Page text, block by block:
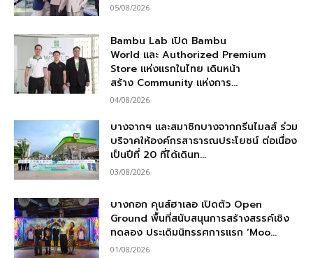
05/08/2026
Bambu Lab เปิด Bambu
World และ Authorized Premium
Store แห่งแรกในไทย เดินหน้า
สร้าง Community แห่งการ...
04/08/2026
บางจากฯ และสมาชิกบางจากกรีนไมลส์ ร่วม
บริจาคให้องค์กรสาธารณประโยชน์ ต่อเนื่อง
เป็นปีที่ 20 ที่ได้เดินท...
03/08/2026
บางกอก คุนส์ฮาเลอ เปิดตัว Open
Ground พื้นที่สนับสนุนการสร้างสรรค์เชิง
ทดลอง ประเดิมนิทรรศการแรก ‘Moo...
01/08/2026